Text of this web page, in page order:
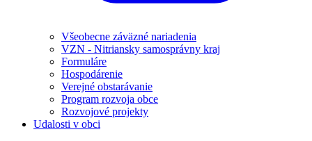
Všeobecne záväzné nariadenia
VZN - Nitriansky samosprávny kraj
Formuláre
Hospodárenie
Verejné obstarávanie
Program rozvoja obce
Rozvojové projekty
Udalosti v obci